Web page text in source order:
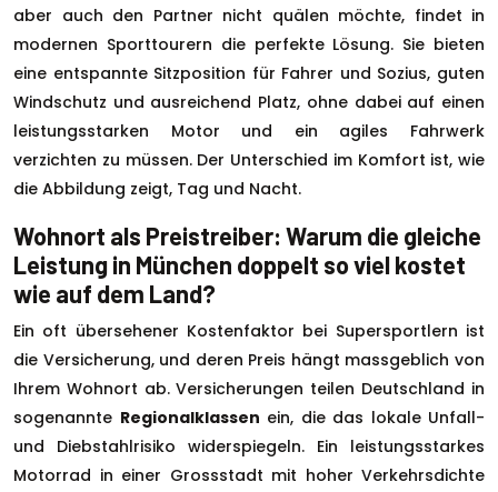
aber auch den Partner nicht quälen möchte, findet in
modernen Sporttourern die perfekte Lösung. Sie bieten
eine entspannte Sitzposition für Fahrer und Sozius, guten
Windschutz und ausreichend Platz, ohne dabei auf einen
leistungsstarken Motor und ein agiles Fahrwerk
verzichten zu müssen. Der Unterschied im Komfort ist, wie
die Abbildung zeigt, Tag und Nacht.
Wohnort als Preistreiber: Warum die gleiche
Leistung in München doppelt so viel kostet
wie auf dem Land?
Ein oft übersehener Kostenfaktor bei Supersportlern ist
die Versicherung, und deren Preis hängt massgeblich von
Ihrem Wohnort ab. Versicherungen teilen Deutschland in
sogenannte Regionalklassen ein, die das lokale Unfall-
und Diebstahlrisiko widerspiegeln. Ein leistungsstarkes
Motorrad in einer Grossstadt mit hoher Verkehrsdichte